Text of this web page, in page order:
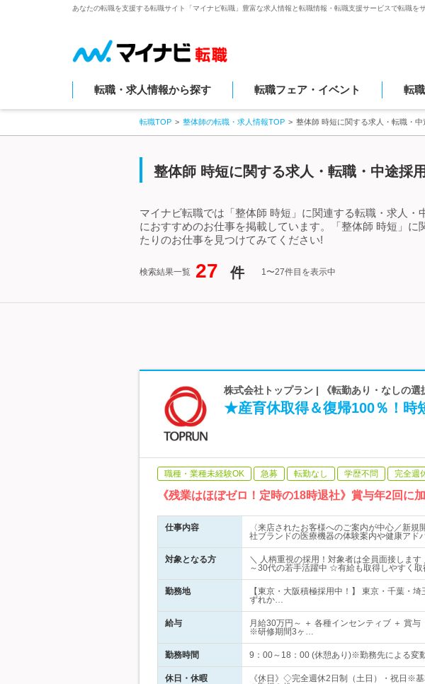
あなたの転職を支援する転職サイト「マイナビ転職」豊富な求人情報と転職情報・転職支援サービスで転職を
転職・求人情報から探す 転職フェア・イベント 転
転職TOP 整体師の転職・求人情報TOP 整体師 時短に関する求人・転職・中
整体師 時短に関する求人・転職・中途採
マイナビ転職では「整体師 時短」に関連する転職・求人
におすすめのお仕事を掲載しています。「整体師 時短」
たりのお仕事を見つけてみてください!
検索結果一覧 27 件 1〜27件目を表示中
株式会社トップラン | 《転勤あり・なしの
★産育休取得＆復帰100％！時
職種・業種未経験OK 急募 転勤なし 学歴不問 完全週
《残業はほぼゼロ！定時の18時退社》賞与年2回
仕事内容
〈来店されたお客様へのご案内が中心／新
社ブランドの医療機器の体験案内や健康アド
対象となる方
＼ 人柄重視の採用！対象者は全員面接しま
～30代の若手活躍中 ☆有給も取得しやすく取
勤務地
【東京・大阪積極採用中！】 東京・千葉・
ずれか…
給与
月給30万円～ ＋ 各種インセンティブ ＋ 賞
※研修期間3ヶ…
勤務時間 9：00～18：00 (休憩あり)※勤務先による
休日・休暇
《休日》◇完全週休2日制（土日）・祝日※